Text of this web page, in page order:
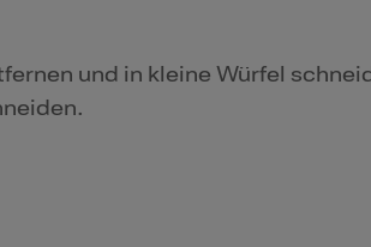
und in kleine Würfel